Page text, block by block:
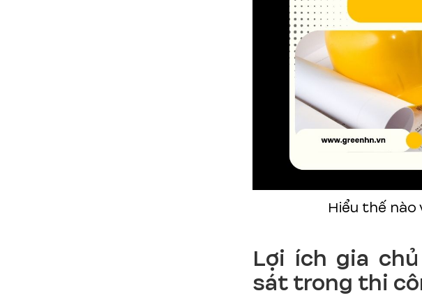
Hiểu thế
Lợi ích gia
sát trong thi